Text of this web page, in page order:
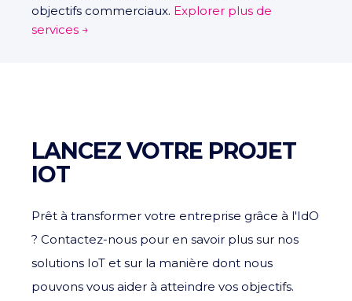
objectifs commerciaux. Explorer plus de
services →
LANCEZ VOTRE PROJET
IOT
Prêt à transformer votre entreprise grâce à l'IdO
? Contactez-nous pour en savoir plus sur nos
solutions IoT et sur la manière dont nous
pouvons vous aider à atteindre vos objectifs.